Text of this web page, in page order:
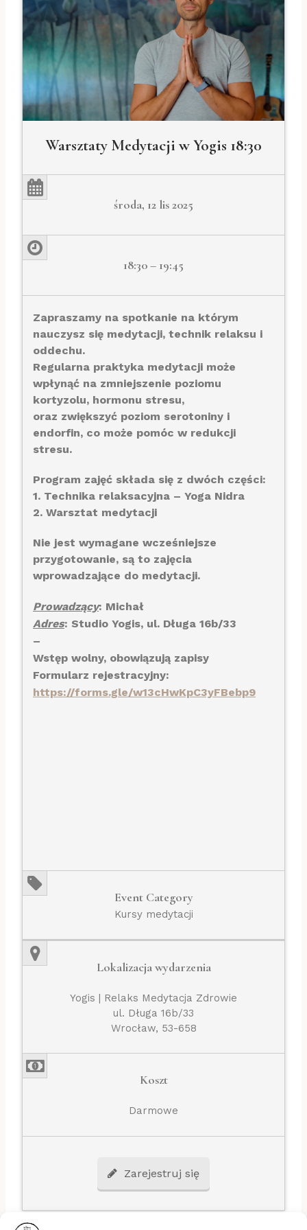
Warsztaty Medytacji w Yogis 18:30
środa, 12 lis 2025
18:30 – 19:45
Zapraszamy na spotkanie na którym
nauczysz się medytacji, technik relaksu i
oddechu.
Regularna praktyka medytacji może
wpłynąć na zmniejszenie poziomu
kortyzolu, hormonu stresu,
oraz zwiększyć poziom serotoniny i
endorfin, co może pomóc w redukcji
stresu.
Program zajęć składa się z dwóch części:
1. Technika relaksacyjna – Yoga Nidra
2. Warsztat medytacji
Nie jest wymagane wcześniejsze
przygotowanie, są to zajęcia
wprowadzające do medytacji.
Prowadzący: Michał
Adres: Studio Yogis, ul. Długa 16b/33
–
Wstęp wolny, obowiązują zapisy
Formularz rejestracyjny:
https://forms.gle/w13cHwKpC3yFBebp9
Event Category
Kursy medytacji
Lokalizacja wydarzenia
Yogis | Relaks Medytacja Zdrowie
ul. Długa 16b/33
Wrocław, 53-658
Koszt
Darmowe
Zarejestruj się